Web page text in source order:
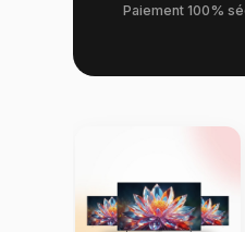
Paiement 100%